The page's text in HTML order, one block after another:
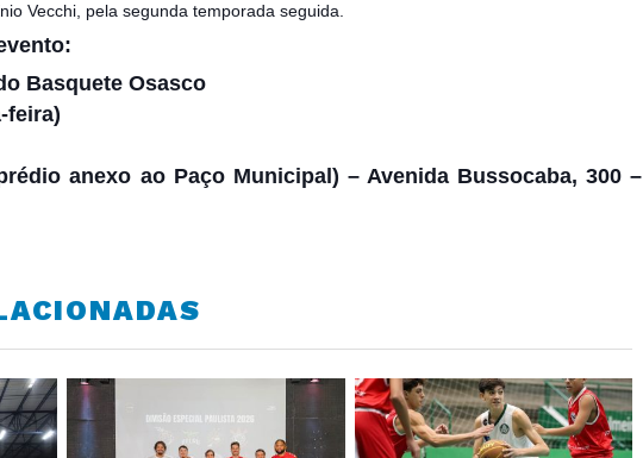
Vecchi, pela segunda temporada seguida.
Basquete Osasco
feira)
anexo ao Paço Municipal) – Avenida Bussocaba, 300 –